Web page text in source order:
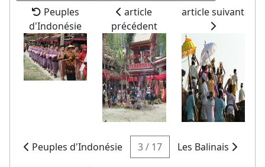
Peuples
d'Indonésie
article
précédent
article suivant
Peuples d'Indonésie 3 / 17 Les Balinais